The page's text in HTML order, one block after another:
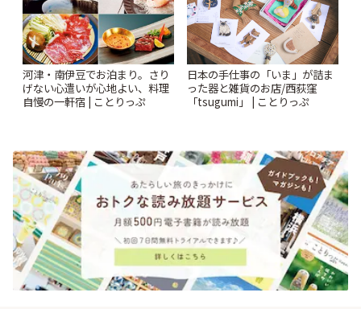
河津・南伊豆でお泊まり。さり
げない心遣いが心地よい、料理
自慢の一軒宿 | ことりっぷ
日本の手仕事の「いま」が詰ま
った器と雑貨のお店/西荻窪
「tsugumi」 | ことりっぷ